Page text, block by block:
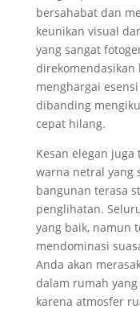
bersahabat dan
keunikan visual
yang sangat
menghargai
dibanding
cepat hilang.
Kesan elegan
warna netral yang
bangunan terasa
penglihatan.
yang baik, namun
mendominasi
Anda akan
dalam rumah
karena atmosfer